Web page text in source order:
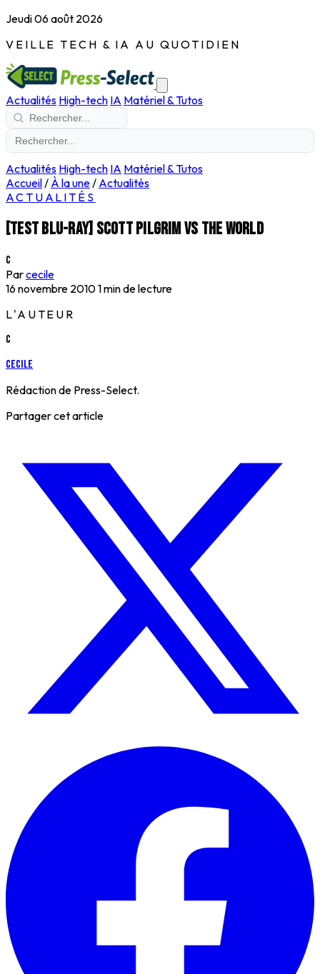
Jeudi 06 août 2026
VEILLE TECH & IA AU QUOTIDIEN
Actualités High-tech IA Matériel & Tutos
Actualités High-tech IA Matériel & Tutos
Accueil/ À la une/ Actualités
ACTUALITÉS
[Test blu-ray] Scott Pilgrim vs the world
C
Parcecile
16 novembre 20101 min de lecture
L'AUTEUR
C
cecile
Rédaction de Press-Select.
Partager cet article